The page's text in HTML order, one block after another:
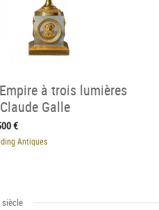
à trois lumières
Galle
€
Antiques
siècle